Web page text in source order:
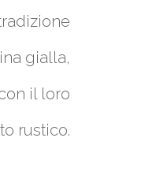
gialla,
il loro
rustico.